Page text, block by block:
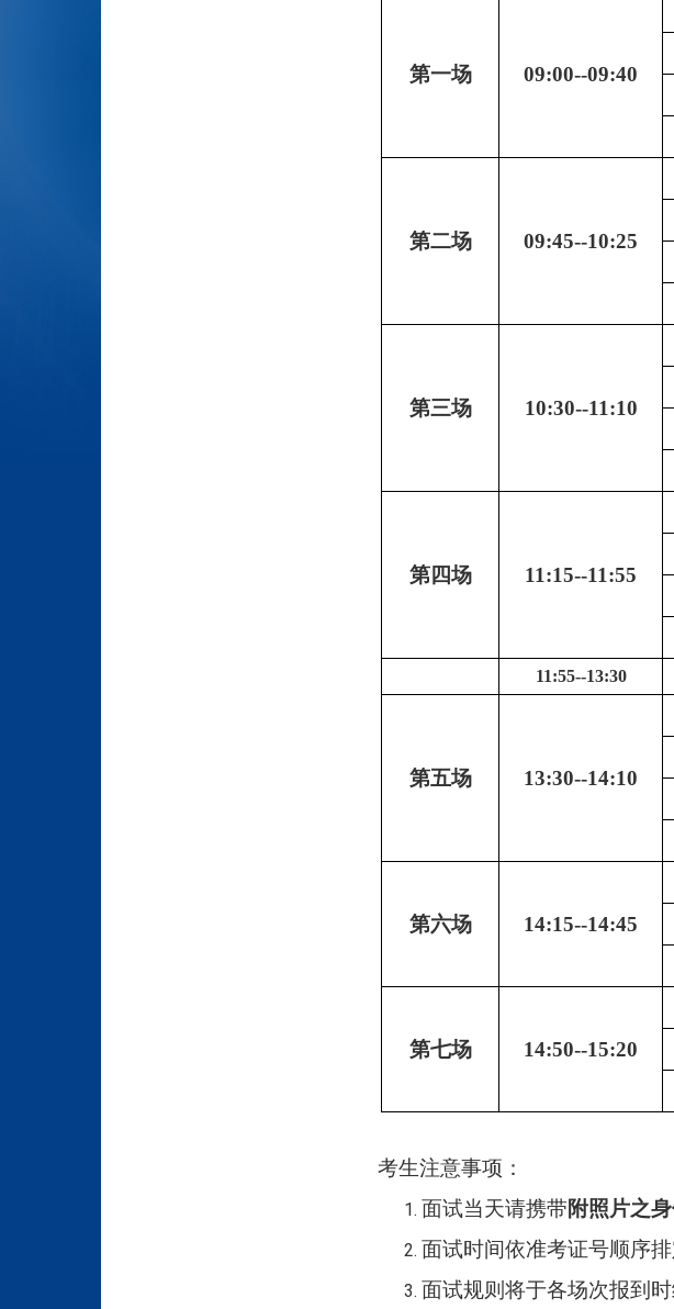
第一场 09:00--09:40
第二场 09:45--10:25
第三场 10:30--11:10
第四场 11:15--11:55
11:55--13:30
第五场 13:30--14:10
第六场 14:15--14:45
第七场 14:50--15:20
考生注意事项：
面试当天请携带附照片之
面试时间依准考证号顺序
面试规则将于各场次报到